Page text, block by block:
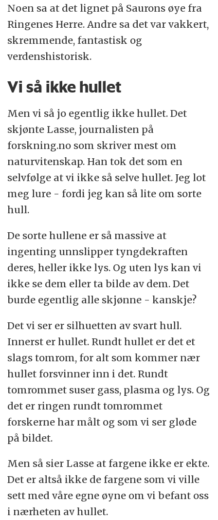
Noen sa at det lignet på Saurons øye fra
Ringenes Herre. Andre sa det var vakkert,
skremmende, fantastisk og
verdenshistorisk.
Vi så ikke hullet
Men vi så jo egentlig ikke hullet. Det
skjønte Lasse, journalisten på
forskning.no som skriver mest om
naturvitenskap. Han tok det som en
selvfølge at vi ikke så selve hullet. Jeg lot
meg lure - fordi jeg kan så lite om sorte
hull.
De sorte hullene er så massive at
ingenting unnslipper tyngdekraften
deres, heller ikke lys. Og uten lys kan vi
ikke se dem eller ta bilde av dem. Det
burde egentlig alle skjønne - kanskje?
Det vi ser er silhuetten av svart hull.
Innerst er hullet. Rundt hullet er det et
slags tomrom, for alt som kommer nær
hullet forsvinner inn i det. Rundt
tomrommet suser gass, plasma og lys. Og
det er ringen rundt tomrommet
forskerne har målt og som vi ser gløde
på bildet.
Men så sier Lasse at fargene ikke er ekte.
Det er altså ikke de fargene som vi ville
sett med våre egne øyne om vi befant oss
i nærheten av hullet.